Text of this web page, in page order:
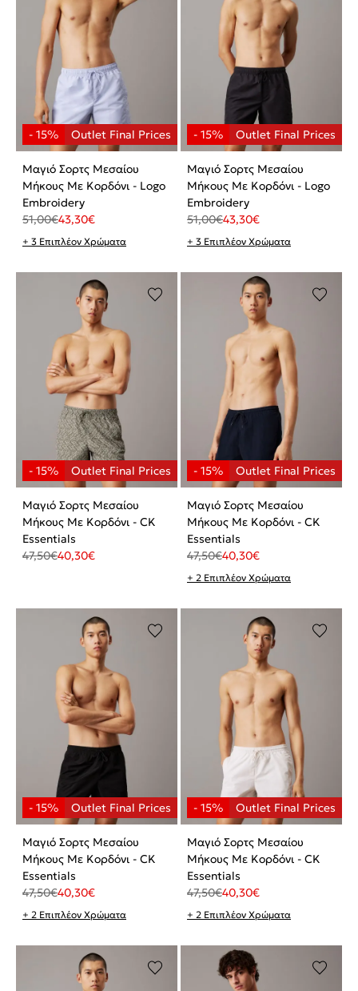
Μαγιό Σορτς Μεσαίου
Μήκους Με Κορδόνι - Logo
Embroidery
51,00€43,30€
+ 3 Επιπλέον Χρώματα
Μαγιό Σορτς Μεσαίου
Μήκους Με Κορδόνι - Logo
Embroidery
51,00€43,30€
+ 3 Επιπλέον Χρώματα
Μαγιό Σορτς Μεσαίου
Μήκους Με Κορδόνι - CK
Essentials
47,50€40,30€
Μαγιό Σορτς Μεσαίου
Μήκους Με Κορδόνι - CK
Essentials
47,50€40,30€
+ 2 Επιπλέον Χρώματα
Μαγιό Σορτς Μεσαίου
Μήκους Με Κορδόνι - CK
Essentials
47,50€40,30€
+ 2 Επιπλέον Χρώματα
Μαγιό Σορτς Μεσαίου
Μήκους Με Κορδόνι - CK
Essentials
47,50€40,30€
+ 2 Επιπλέον Χρώματα